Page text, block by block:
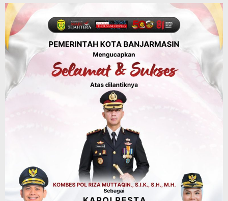
Panaskan Kembali Arena Panjat Tebing,
FPTI Banjarmasin Siapkan Sirkuit se-
Kalsel
Agustus 8, 2026
Sosial & Keagamaan
Hari Pramuka ke-65, Kwarcab
Banjarmasin Ziarah ke Makam Pangeran
Antasari dan Gelar Ulang Janji
Advertorial Dinas Kehutanan Kalsel
Api Sempat Berkobar, Karhutla di